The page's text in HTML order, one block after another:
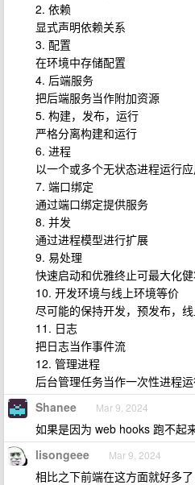
2. 依赖
显式声明依赖关系
3. 配置
在环境中存储配置
4. 后端服务
把后端服务当作附加资源
5. 构建，发布，运行
严格分离构建和运行
6. 进程
以一个或多个无状态进程运行
7. 端口绑定
通过端口绑定提供服务
8. 并发
通过进程模型进行扩展
9. 易处理
快速启动和优雅终止可最大化
10. 开发环境与线上环境等价
尽可能的保持开发，预发布，
11. 日志
把日志当作事件流
12. 管理进程
后台管理任务当作一次性进程
Shanee Mar 9, 2024
如果是因为 web hooks 跑不起
lisongeee Mar 9, 2024
相比之下前端在这方面就好多